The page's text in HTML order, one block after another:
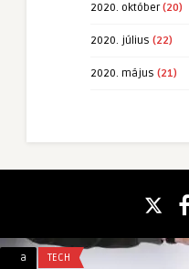
2020. október(20)
2020. július (22)
2020. május (21)
a
TECH